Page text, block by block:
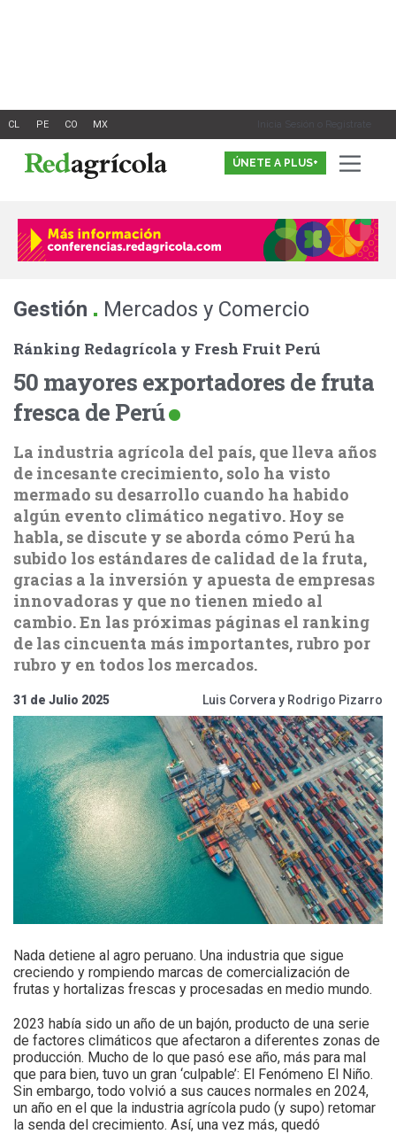
Inicia Sesión o Registrate
ÚNETE A PLUS+
Gestión . Mercados y Comercio
Ránking Redagrícola y Fresh Fruit Perú
50 mayores exportadores de fruta
fresca de Perú
La industria agrícola del país, que lleva años
de incesante crecimiento, solo ha visto
mermado su desarrollo cuando ha habido
algún evento climático negativo. Hoy se
habla, se discute y se aborda cómo Perú ha
subido los estándares de calidad de la fruta,
gracias a la inversión y apuesta de empresas
innovadoras y que no tienen miedo al
cambio. En las próximas páginas el ranking
de las cincuenta más importantes, rubro por
rubro y en todos los mercados.
31 de Julio 2025 Luis Corvera y Rodrigo Pizarro
Nada detiene al agro peruano. Una industria que sigue
creciendo y rompiendo marcas de comercialización de
frutas y hortalizas frescas y procesadas en medio mundo.
2023 había sido un año de un bajón, producto de una serie
de factores climáticos que afectaron a diferentes zonas de
producción. Mucho de lo que pasó ese año, más para mal
que para bien, tuvo un gran ‘culpable’: El Fenómeno El Niño.
Sin embargo, todo volvió a sus cauces normales en 2024,
un año en el que la industria agrícola pudo (y supo) retomar
la senda del crecimiento. Así, una vez más, quedó